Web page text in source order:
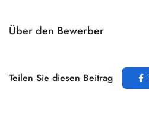
Über den Bewerber
Teilen Sie diesen Beitrag